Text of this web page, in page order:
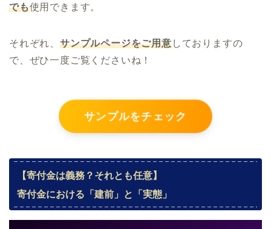
でも使用できます。
それぞれ、 サンプルページをご用意しておりますの
で、ぜひ一度ご覧くださいね！
サンプルをチェック
【寄付金は義務？それとも任意】
寄付金における「建前」と「実態」